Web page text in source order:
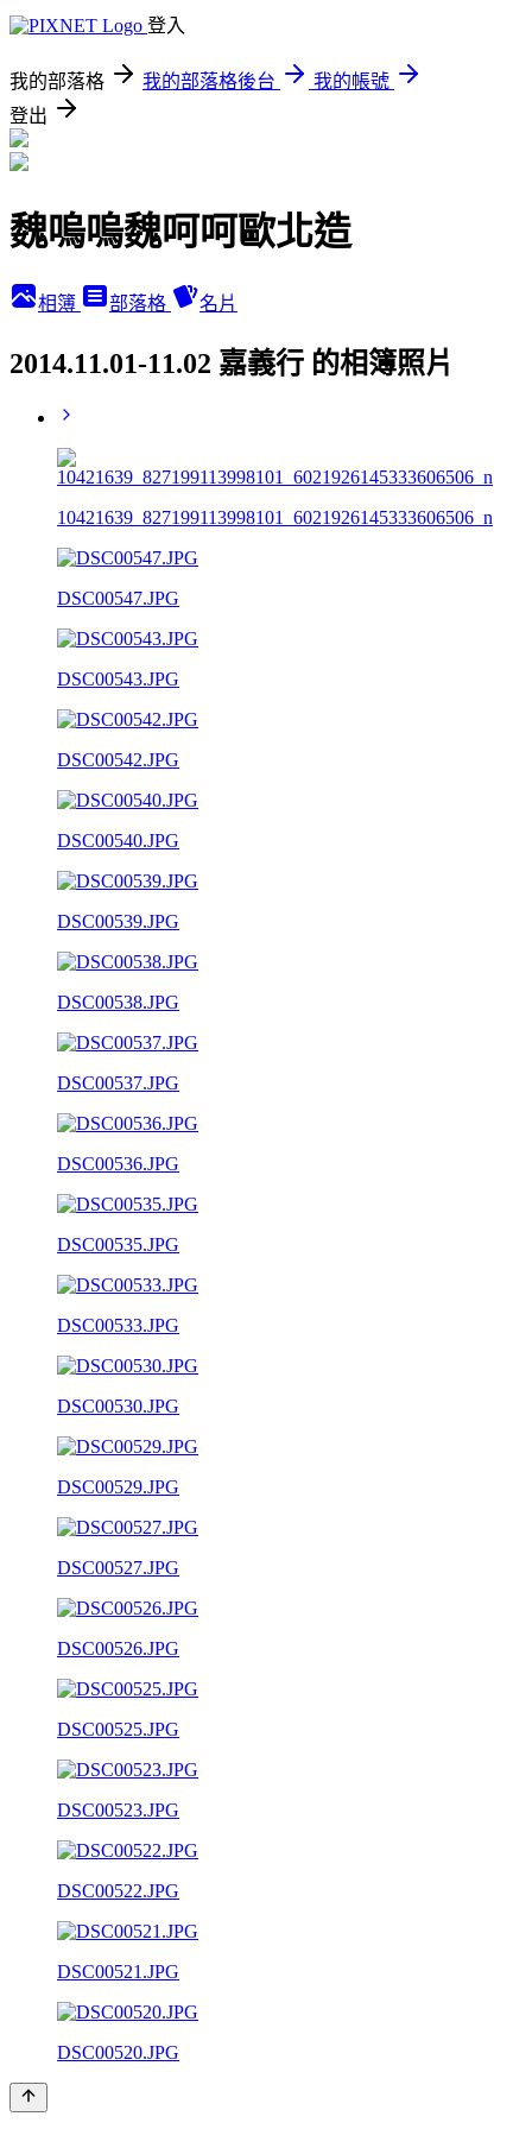
登入
我的部落格 我的部落格後台
我的帳號
登出
魏嗚嗚魏呵呵歐北造
相簿 部落格 名片
2014.11.01-11.02 嘉義行 的相簿照片
10421639_827199113998101_6021926145333606506_n
DSC00547.JPG
DSC00543.JPG
DSC00542.JPG
DSC00540.JPG
DSC00539.JPG
DSC00538.JPG
DSC00537.JPG
DSC00536.JPG
DSC00535.JPG
DSC00533.JPG
DSC00530.JPG
DSC00529.JPG
DSC00527.JPG
DSC00526.JPG
DSC00525.JPG
DSC00523.JPG
DSC00522.JPG
DSC00521.JPG
DSC00520.JPG